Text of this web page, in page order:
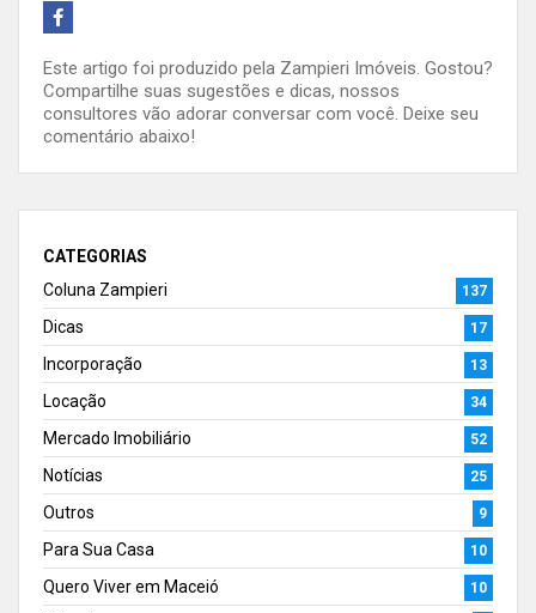
Este artigo foi produzido pela Zampieri Imóveis. Gostou?
Compartilhe suas sugestões e dicas, nossos
consultores vão adorar conversar com você. Deixe seu
comentário abaixo!
CATEGORIAS
Coluna Zampieri
137
Dicas 17
Incorporação 13
Locação 34
Mercado Imobiliário 52
Notícias 25
Outros 9
Para Sua Casa 10
Quero Viver em Maceió 10